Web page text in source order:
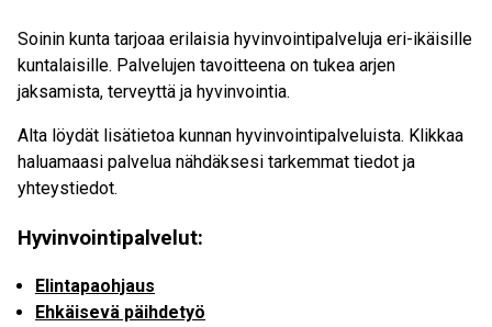
Soinin kunta tarjoaa erilaisia hyvinvointipalveluja eri-ikäisille
kuntalaisille. Palvelujen tavoitteena on tukea arjen
jaksamista, terveyttä ja hyvinvointia.
Alta löydät lisätietoa kunnan hyvinvointipalveluista. Klikkaa
haluamaasi palvelua nähdäksesi tarkemmat tiedot ja
yhteystiedot.
Hyvinvointipalvelut:
Elintapaohjaus
Ehkäisevä päihdetyö